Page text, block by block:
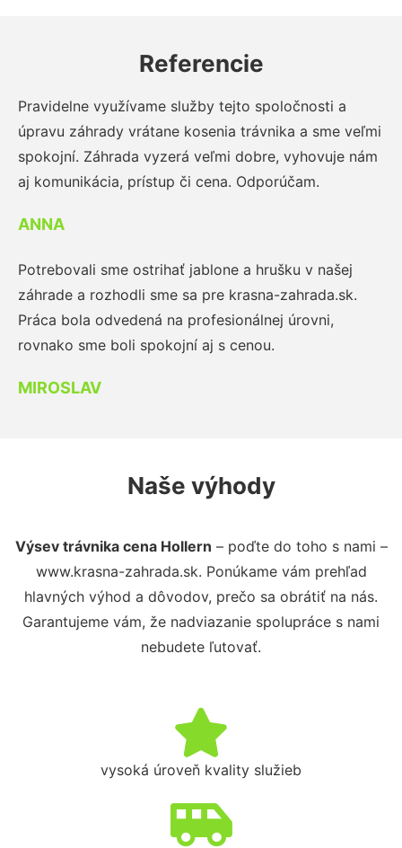
Referencie
Pravidelne využívame služby tejto spoločnosti a
úpravu záhrady vrátane kosenia trávnika a sme veľmi
spokojní. Záhrada vyzerá veľmi dobre, vyhovuje nám
aj komunikácia, prístup či cena. Odporúčam.
ANNA
Potrebovali sme ostrihať jablone a hrušku v našej
záhrade a rozhodli sme sa pre krasna-zahrada.sk.
Práca bola odvedená na profesionálnej úrovni,
rovnako sme boli spokojní aj s cenou.
MIROSLAV
Naše výhody
Výsev trávnika cena Hollern – poďte do toho s nami –
www.krasna-zahrada.sk. Ponúkame vám prehľad
hlavných výhod a dôvodov, prečo sa obrátiť na nás.
Garantujeme vám, že nadviazanie spolupráce s nami
nebudete ľutovať.
vysoká úroveň kvality služieb